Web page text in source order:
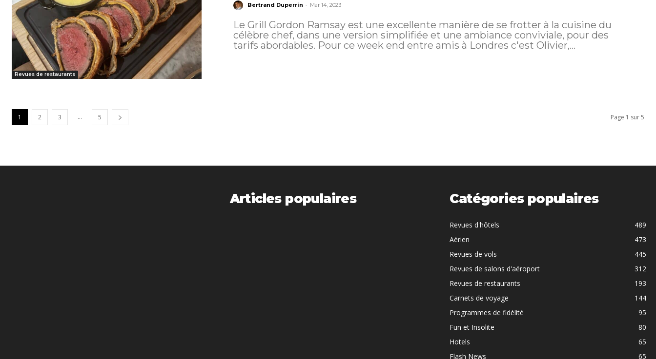
Revues de restaurants
Bertrand Duperrin - Mar 14, 2023
Le Grill Gordon Ramsay est une excellente manière de se frotter à la cuisine du
célèbre chef, dans une version simplifiée et une ambiance conviviale, pour des
tarifs abordables. Pour ce week end entre amis à Londres c'est Olivier,...
1 2 3 ... 5 Page 1 sur 5
Articles populaires Catégories populaires
Revues d'hôtels
489
Aérien
473
Revues de vols
445
Revues de salons d'aéroport
312
Revues de restaurants
193
Carnets de voyage
144
Programmes de fidélité
95
Fun et Insolite
80
Hotels
65
Flash News
65